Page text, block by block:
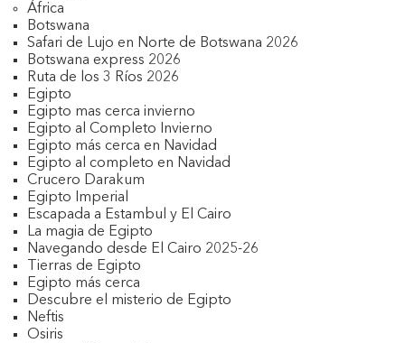
África
Botswana
Safari de Lujo en Norte de Botswana 2026
Botswana express 2026
Ruta de los 3 Ríos 2026
Egipto
Egipto mas cerca invierno
Egipto al Completo Invierno
Egipto más cerca en Navidad
Egipto al completo en Navidad
Crucero Darakum
Egipto Imperial
Escapada a Estambul y El Cairo
La magia de Egipto
Navegando desde El Cairo 2025-26
Tierras de Egipto
Egipto más cerca
Descubre el misterio de Egipto
Neftis
Osiris